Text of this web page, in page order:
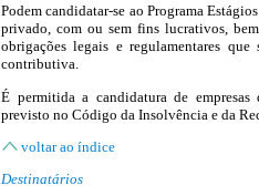
Podem candidatar-se ao Programa
privado, com ou sem fins lucrativos,
obrigações legais e regulamentares
contributiva.
É permitida a candidatura de
previsto no Código da Insolvência e da
voltar ao índice
Destinatários